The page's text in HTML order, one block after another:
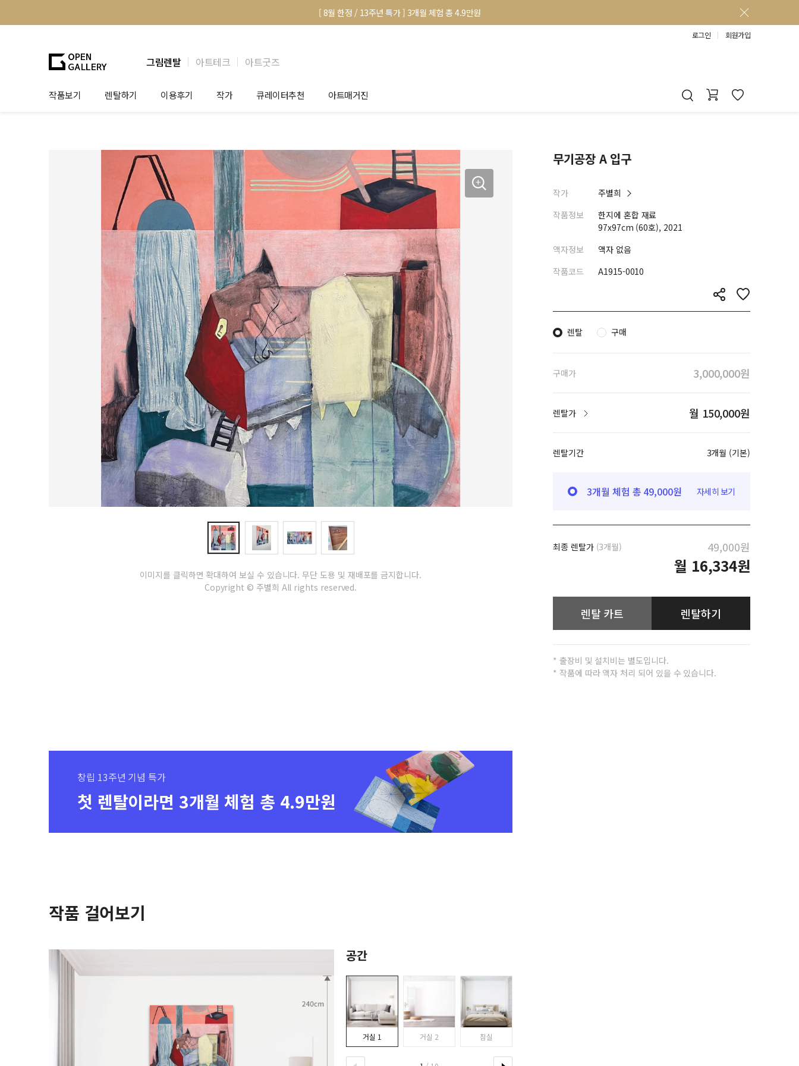
[ 8월 한정 / 13주년 특가 ] 3개월 체험 총 4.9만원
로그인 회원가입
그림렌탈 아트테크 아트굿즈
작품보기 렌탈하기
법인상담
기프트카드
이용후기
법인 고객
셀럽 인터뷰
작가
작가공모
큐레이터추천
작품선택 Tip
그림인테리어 Tip
테마별 추천
아트매거진
미술 이야기
아트 딕셔너리
이미지를 클릭하면 확대하여 보실 수 있습니다. 무단 도용 및 재배포를 금지합니다.
Copyright © 주별희 All rights reserved.
무기공장 A 입구
작가
주별희
작품정보
한지에 혼합 재료
97x97cm (60호), 2021
액자정보
액자 없음
작품코드
A1915-0010
렌탈 구매
구매가 3,000,000원
렌탈가 월 150,000원
렌탈기간 3개월 (기본)
3개월 체험 총 49,000원 자세히 보기
최종 렌탈가(3개월) 49,000원
월 16,334원
렌탈 카트 렌탈하기
* 출장비 및 설치비는 별도입니다.
* 작품에 따라 액자 처리 되어 있을 수 있습니다.
창립 13주년 기념 특가
첫 렌탈이라면 3개월 체험 총 4.9만원
작품 걸어보기
공간
거실 1 거실 2 침실